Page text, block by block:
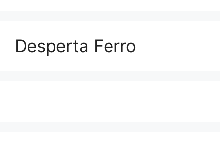
Desperta Ferro